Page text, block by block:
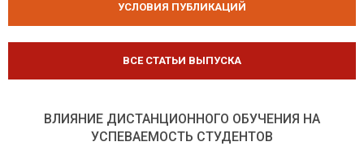
УСЛОВИЯ ПУБЛИКАЦИЙ
ВСЕ СТАТЬИ ВЫПУСКА
ВЛИЯНИЕ ДИСТАНЦИОННОГО ОБУЧЕНИЯ НА
УСПЕВАЕМОСТЬ СТУДЕНТОВ